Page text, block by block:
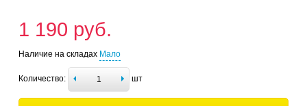
1 190 руб.
Наличие на складах Мало
Количество: шт